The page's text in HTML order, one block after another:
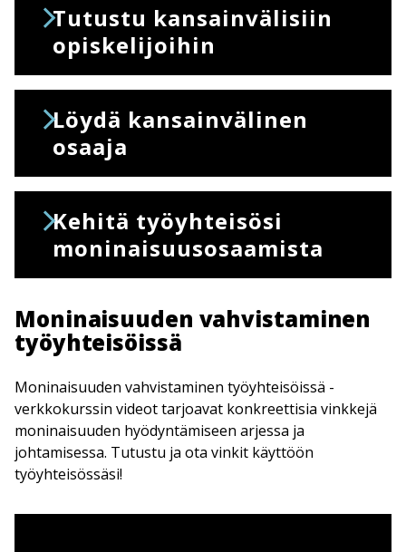
Tutustu kansainvälisiin
opiskelijoihin
Löydä kansainvälinen
osaaja
Kehitä työyhteisösi
moninaisuusosaamista
Moninaisuuden vahvistaminen
työyhteisöissä
Moninaisuuden vahvistaminen työyhteisöissä -
verkkokurssin videot tarjoavat konkreettisia vinkkejä
moninaisuuden hyödyntämiseen arjessa ja
johtamisessa. Tutustu ja ota vinkit käyttöön
työyhteisössäsi!